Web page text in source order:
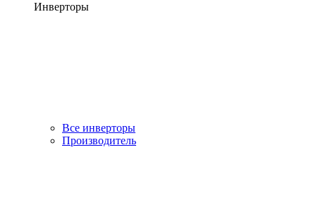
Инверторы
Все инверторы
Производитель